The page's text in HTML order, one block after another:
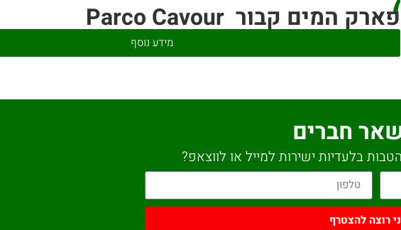
פארק המים קבור Parco Cavour
מידע נוסף
חברים
בלעדיות ישירות למייל או לווצאפ?
רוצה להצטרף